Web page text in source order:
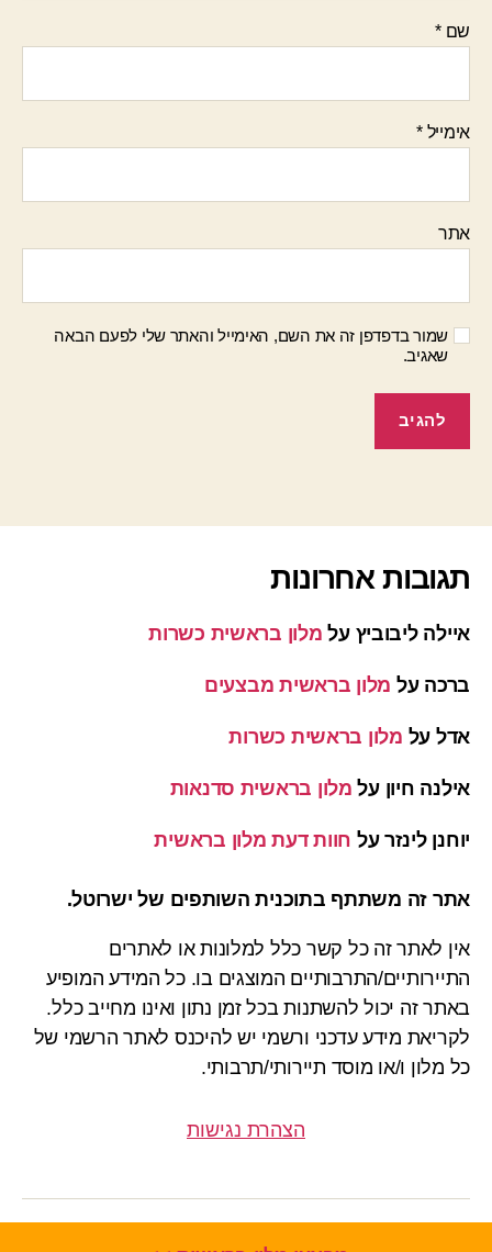
שם*
אימייל*
אתר
שמור בדפדפן זה את השם, האימייל והאתר שלי לפעם הבאה
שאגיב.
תגובות אחרונות
איילה ליבוביץ על מלון בראשית כשרות
ברכה על מלון בראשית מבצעים
אדל על מלון בראשית כשרות
אילנה חיון על מלון בראשית סדנאות
יוחנן לינזר על חוות דעת מלון בראשית
אתר זה משתתף בתוכנית השותפים של ישרוטל.
אין לאתר זה כל קשר כלל למלונות או לאתרים
התיירותיים/התרבותיים המוצגים בו. כל המידע המופיע
באתר זה יכול להשתנות בכל זמן נתון ואינו מחייב כלל.
לקריאת מידע עדכני ורשמי יש להיכנס לאתר הרשמי של
כל מלון ו/או מוסד תיירותי/תרבותי.
הצהרת נגישות
מלונות במצפה רמון